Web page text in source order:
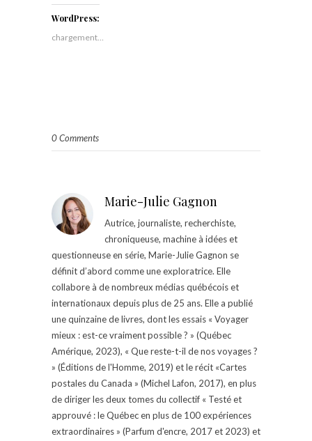
WordPress:
chargement…
0 Comments
Marie-Julie Gagnon
Autrice, journaliste, recherchiste,
chroniqueuse, machine à idées et
questionneuse en série, Marie-Julie Gagnon se
définit d’abord comme une exploratrice. Elle
collabore à de nombreux médias québécois et
internationaux depuis plus de 25 ans. Elle a publié
une quinzaine de livres, dont les essais « Voyager
mieux : est-ce vraiment possible ? » (Québec
Amérique, 2023), « Que reste-t-il de nos voyages ?
» (Éditions de l'Homme, 2019) et le récit «Cartes
postales du Canada » (Michel Lafon, 2017), en plus
de diriger les deux tomes du collectif « Testé et
approuvé : le Québec en plus de 100 expériences
extraordinaires » (Parfum d'encre, 2017 et 2023) et